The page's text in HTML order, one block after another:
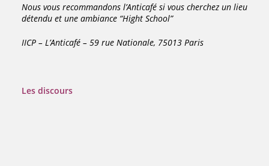
Nous vous recommandons l’Anticafé si vous cherchez un lieu
détendu et une ambiance “Hight School”
IICP – L’Anticafé – 59 rue Nationale, 75013 Paris
Les discours